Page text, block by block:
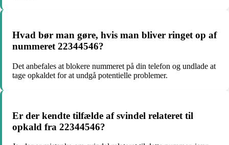
Hvad bør man gøre, hvis man bliver ringet op af
nummeret 22344546?
Det anbefales at blokere nummeret på din telefon og undlade at
tage opkaldet for at undgå potentielle problemer.
Er der kendte tilfælde af svindel relateret til
opkald fra 22344546?